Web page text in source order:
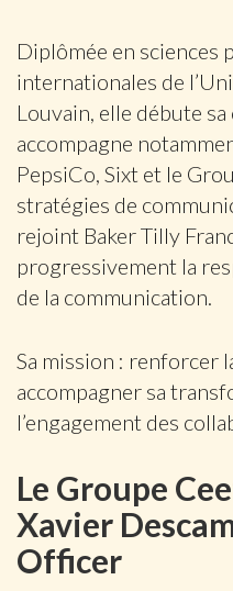
Diplômée en sciences
internationales de
Louvain, elle débute
accompagne
PepsiCo, Sixt et le
stratégies de
rejoint Baker Tilly
progressivement la
de la communication.
Sa mission : renforcer
accompagner sa
l’engagement des
Le Groupe
Xavier
Officer